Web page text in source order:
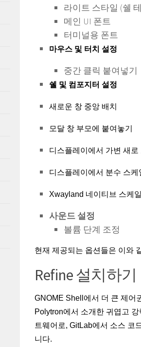
라이트 스타일 (쉘
메인 UI 폰트
터미널용 폰트
마우스 및 터치 설정
중간 클릭 붙여넣기
쉘 및 컴포지터 설정
새로운 창 중앙 배치
모달 창 부모에 붙여놓기
디스플레이에서 가변 새
디스플레이에서 분수 스
Xwayland 네이티브 스케
사운드 설정
볼륨 단계 조정
현재 제공되는 옵션들은 이와
Refine 설치하기
GNOME Shell에서 더 큰 제어
Polytron에서 소개한 귀엽고
트웨어로, GitLab에서 소스 코
니다.